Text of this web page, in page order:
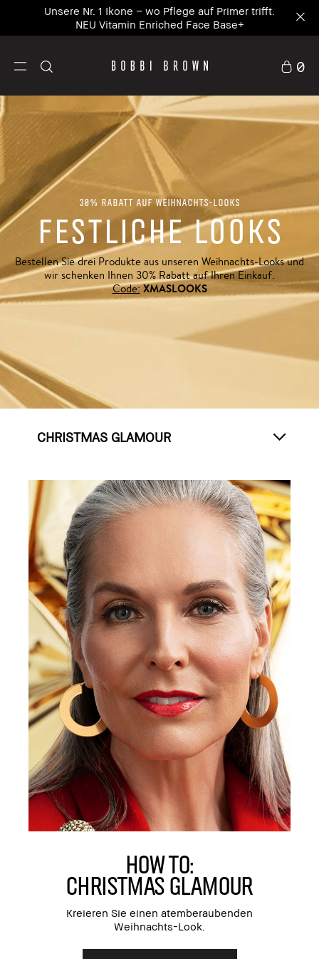
Unsere Nr. 1 Ikone – wo Pflege auf Primer trifft.
NEU Vitamin Enriched Face Base+
0
30% Rabatt auf Weihnachts-Looks
FESTLICHE LOOKS
Bestellen Sie drei Produkte aus unseren Weihnachts-Looks und
wir schenken Ihnen 30% Rabatt auf Ihren Einkauf.
Code:XMASLOOKS
HOW TO:
CHRISTMAS GLAMOUR
Kreieren Sie einen atemberaubenden
Weihnachts-Look.